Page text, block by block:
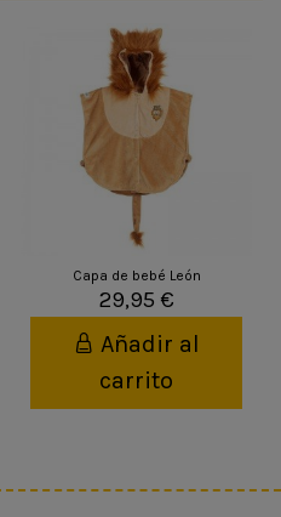
Capa de bebé León
29,95 €
Añadir al
carrito